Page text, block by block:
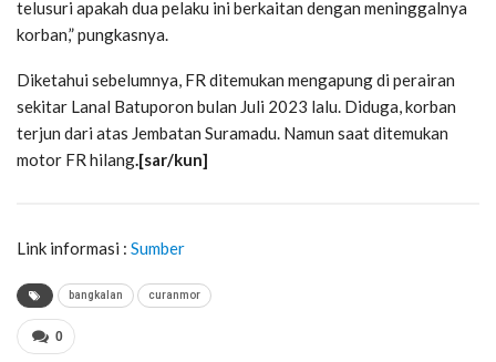
telusuri apakah dua pelaku ini berkaitan dengan meninggalnya
korban,” pungkasnya.
Diketahui sebelumnya, FR ditemukan mengapung di perairan
sekitar Lanal Batuporon bulan Juli 2023 lalu. Diduga, korban
terjun dari atas Jembatan Suramadu. Namun saat ditemukan
motor FR hilang.[sar/kun]
Link informasi : Sumber
bangkalan curanmor
0